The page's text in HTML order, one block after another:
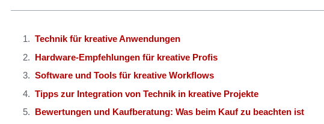
Technik für kreative Anwendungen
Hardware-Empfehlungen für kreative Profis
Software und Tools für kreative Workflows
Tipps zur Integration von Technik in kreative Projekte
Bewertungen und Kaufberatung: Was beim Kauf zu beachten ist